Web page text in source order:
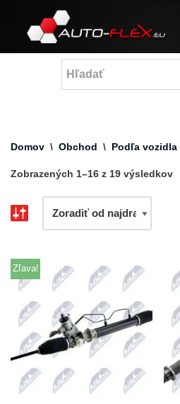
Prejsť
na
Domov \ Obchod \ Podľa vozidla
Zobrazených 1–16 z 19 výsledkov
Zľava!